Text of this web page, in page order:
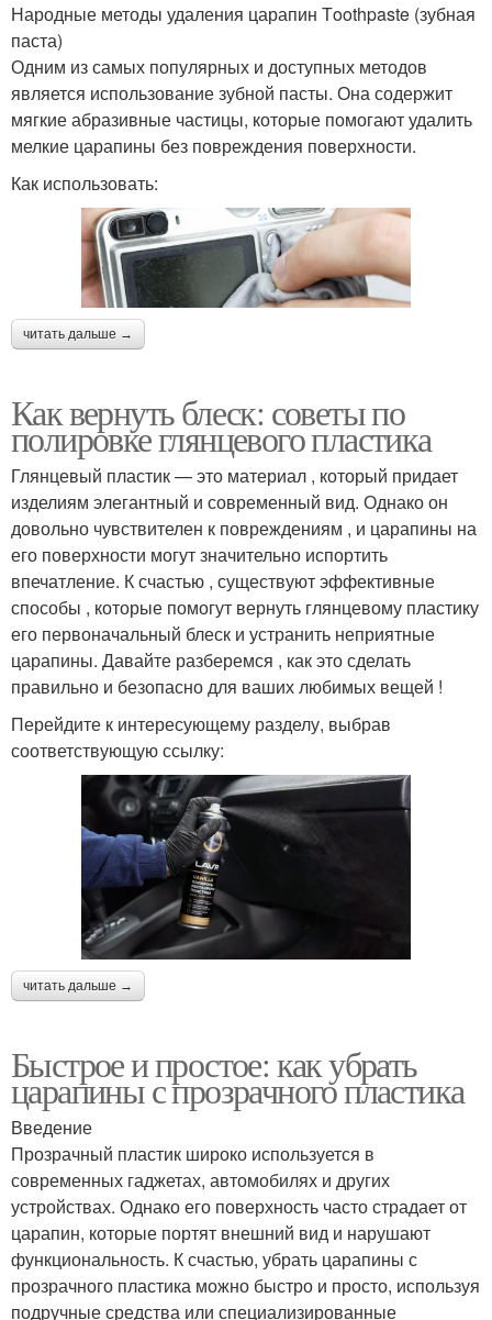
Народные методы удаления царапин Тoothpaste (зубная
паста)
Одним из самых популярных и доступных методов
является использование зубной пасты. Она содержит
мягкие абразивные частицы, которые помогают удалить
мелкие царапины без повреждения поверхности.
Как использовать:
читать дальше →
Как вернуть блеск: советы по
полировке глянцевого пластика
Глянцевый пластик — это материал , который придает
изделиям элегантный и современный вид. Однако он
довольно чувствителен к повреждениям , и царапины на
его поверхности могут значительно испортить
впечатление. К счастью , существуют эффективные
способы , которые помогут вернуть глянцевому пластику
его первоначальный блеск и устранить неприятные
царапины. Давайте разберемся , как это сделать
правильно и безопасно для ваших любимых вещей !
Перейдите к интересующему разделу, выбрав
соответствующую ссылку:
читать дальше →
Быстрое и простое: как убрать
царапины с прозрачного пластика
Введение
Прозрачный пластик широко используется в
современных гаджетах, автомобилях и других
устройствах. Однако его поверхность часто страдает от
царапин, которые портят внешний вид и нарушают
функциональность. К счастью, убрать царапины с
прозрачного пластика можно быстро и просто, используя
подручные средства или специализированные